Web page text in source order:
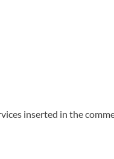
inserted in the